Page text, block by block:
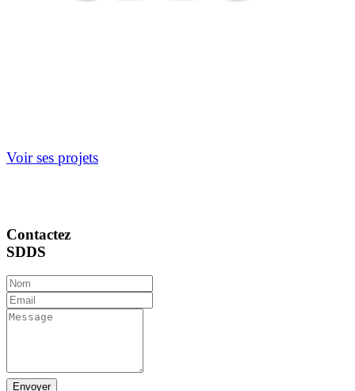
Voir ses projets
Contactez
SDDS
Envoyer